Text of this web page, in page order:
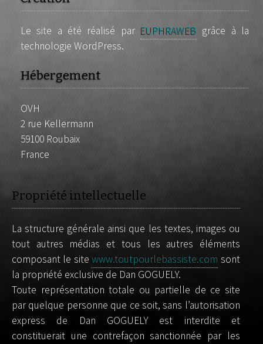
Le site a été réalisé par EUPHRAWEB grâce à la
technologie WordPress.
Hébergement
OVH
2 rue Kellermann
59100 Roubaix
France
Propriété intellectuelle
La structure générale ainsi que les textes, images ou
tout autres médias et tous les autres éléments
composant le sitewww.toutpourlebassiste.com sont
la propriété exclusive de Dan GOGUELY.
Toute représentation totale ou partielle de ce site
par quelque personne que ce soit, sans l’autorisation
express de Dan GOGUELY est interdite et
constituerait une contrefaçon sanctionnée par les